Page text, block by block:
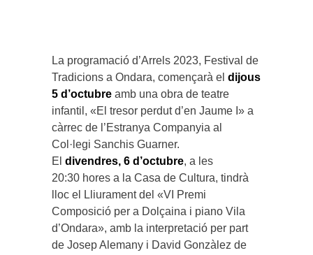
La programació d’Arrels 2023, Festival de
Tradicions a Ondara, començarà el dijous
5 d’octubre amb una obra de teatre
infantil, «El tresor perdut d’en Jaume I» a
càrrec de l’Estranya Companyia al
Col·legi Sanchis Guarner.
El divendres, 6 d’octubre, a les
20:30 hores a la Casa de Cultura, tindrà
lloc el Lliurament del «VI Premi
Composició per a Dolçaina i piano Vila
d’Ondara», amb la interpretació per part
de Josep Alemany i David Gonzàlez de